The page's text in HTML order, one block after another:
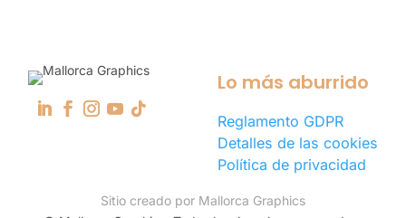
Lo más aburrido
Reglamento GDPR
Detalles de las cookies
Política de privacidad
Sitio creado por Mallorca Graphics